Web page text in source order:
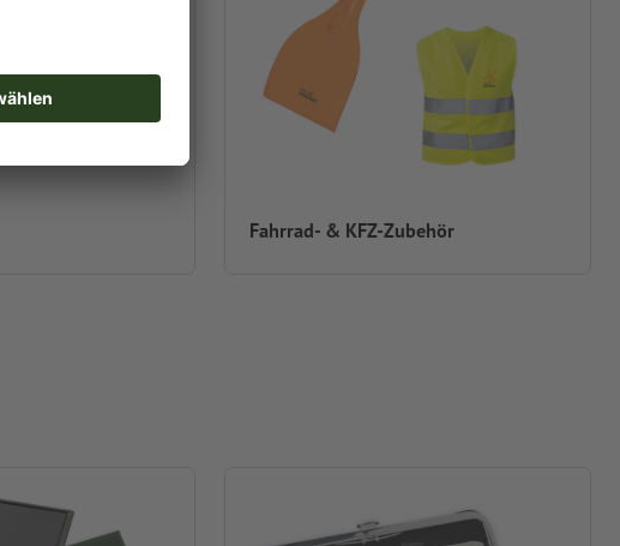
Fahrrad- & KFZ-Zubehör